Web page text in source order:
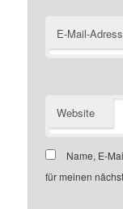
E-Mail-
Website
Name, E-
für meinen